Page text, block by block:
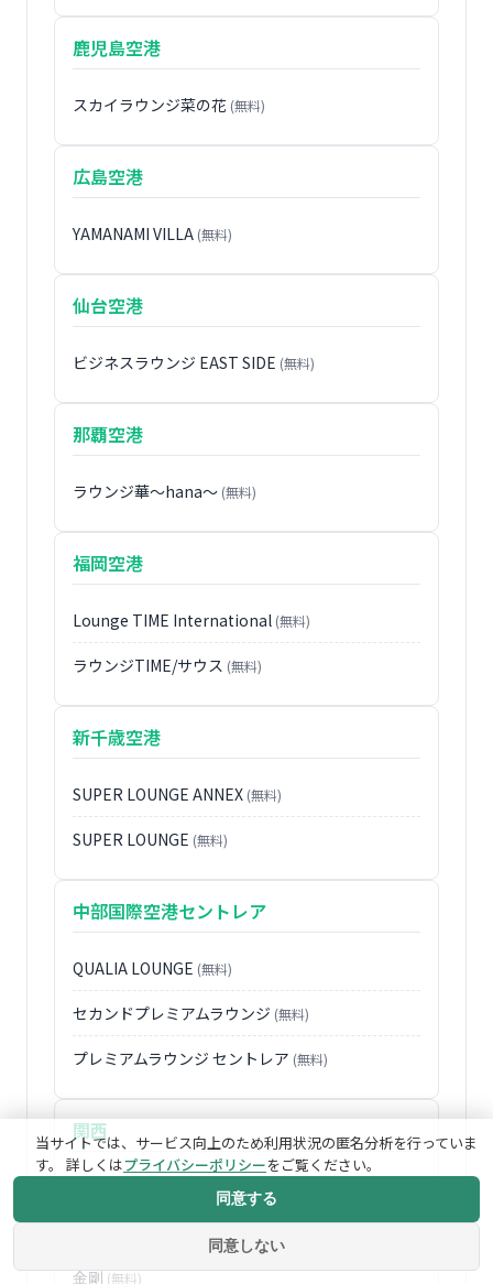
鹿児島空港
スカイラウンジ菜の花 (無料)
広島空港
YAMANAMI VILLA (無料)
仙台空港
ビジネスラウンジ EAST SIDE (無料)
那覇空港
ラウンジ華〜hana〜 (無料)
福岡空港
Lounge TIME International (無料)
ラウンジTIME/サウス (無料)
新千歳空港
SUPER LOUNGE ANNEX (無料)
SUPER LOUNGE (無料)
中部国際空港セントレア
QUALIA LOUNGE (無料)
セカンドプレミアムラウンジ (無料)
プレミアムラウンジ セントレア (無料)
関西
金剛(無料)
当サイトでは、サービス向上のため利用状況の匿名分析を行っていま
す。 詳しくはプライバシーポリシーをご覧ください。
同意しない
同意する